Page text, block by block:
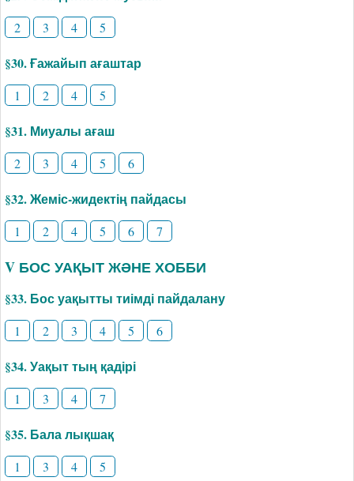
2 3 4 5
§30. Ғажайып ағаштар
1 2 4 5
§31. Миуалы ағаш
2 3 4 5 6
§32. Жеміс-жидектің пайдасы
1 2 4 5 6 7
V БОС УАҚЫТ ЖӘНЕ ХОББИ
§33. Бос уақытты тиімді пайдалану
1 2 3 4 5 6
§34. Уақыт тың қадірі
1 3 4 7
§35. Бала лықшақ
1 3 4 5